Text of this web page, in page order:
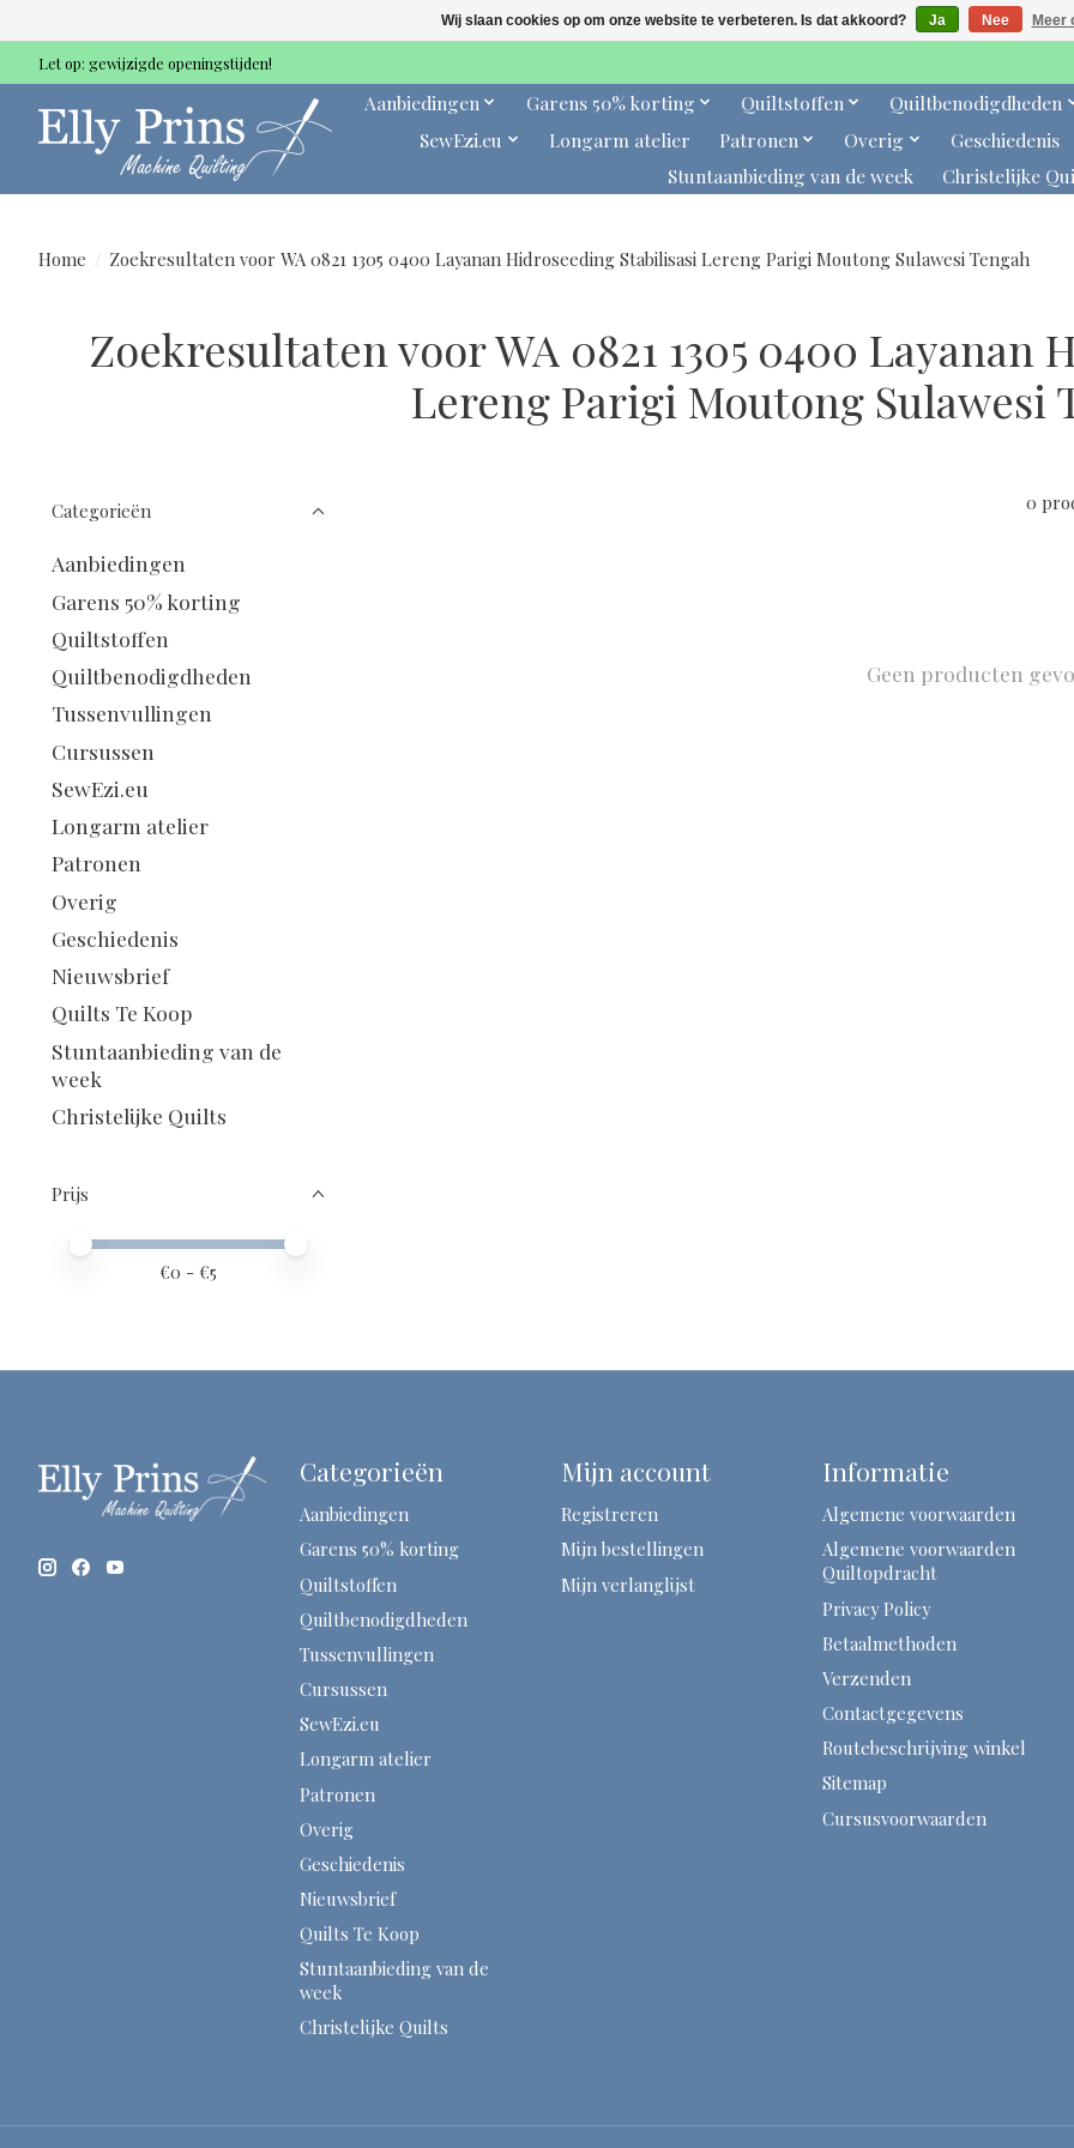
Let op: gewijzigde openingstijden!
Aanbiedingen Garens 50% korting Quiltstoffen Quiltbenodigdheden
SewEzi.eu
Longarm atelier Patronen Overig Geschiedenis
Stuntaanbieding van de week
Christelijke
Home / Zoekresultaten voor WA 0821 1305 0400 Layanan Hidroseeding Stabilisasi Lereng Parigi Moutong Sulawesi Tengah
Zoekresultaten voor WA 0821 1305 0400 Layanan
Lereng Parigi Moutong Sulawesi
Categorieën
Aanbiedingen
Garens 50% korting
Quiltstoffen
Quiltbenodigdheden
Tussenvullingen
Cursussen
SewEzi.eu
Longarm atelier
Patronen
Overig
Geschiedenis
Nieuwsbrief
Quilts Te Koop
Stuntaanbieding van de
week
Christelijke Quilts
Prijs
Minimale prijswaarde
Price maximum value
€0 - €5
0
Geen producten
Categorieën
Aanbiedingen
Garens 50% korting
Quiltstoffen
Quiltbenodigdheden
Tussenvullingen
Cursussen
SewEzi.eu
Longarm atelier
Patronen
Overig
Geschiedenis
Nieuwsbrief
Quilts Te Koop
Stuntaanbieding van de
week
Christelijke Quilts
Mijn account
Registreren
Mijn bestellingen
Mijn verlanglijst
Informatie
Algemene voorwaarden
Algemene voorwaarden
Quiltopdracht
Privacy Policy
Betaalmethoden
Verzenden
Contactgegevens
Routebeschrijving winkel
Sitemap
Cursusvoorwaarden
Wij slaan cookies op om onze website te verbeteren. Is dat akkoord? Ja Nee Meer